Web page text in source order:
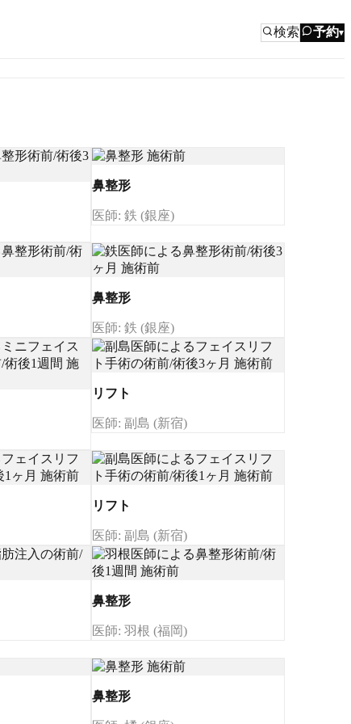
検索 予約▾
鼻整形
医師: 鉄 (銀座)
鼻整形
医師: 鉄 (銀座)
リフト
医師: 副島 (新宿)
リフト
医師: 副島 (新宿)
鼻整形
医師: 羽根 (福岡)
鼻整形